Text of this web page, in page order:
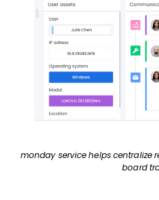
monday service helps centralize
board